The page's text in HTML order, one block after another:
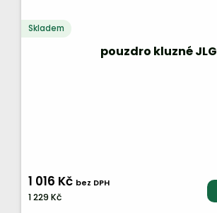
Skladem
pouzdro kluzné JLG
1 016 Kč bez DPH
1 229 Kč